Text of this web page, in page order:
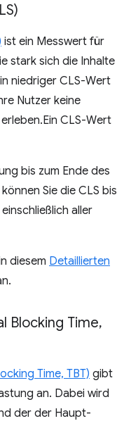
ist ein Messwert für
stark sich die Inhalte
niedriger CLS-Wert
Nutzer keine
CLS-Wert
bis zum Ende des
Sie die CLS bis
aller
diesem Detaillierten
Blocking Time,
Time, TBT) gibt
an. Dabei wird
der der Haupt-